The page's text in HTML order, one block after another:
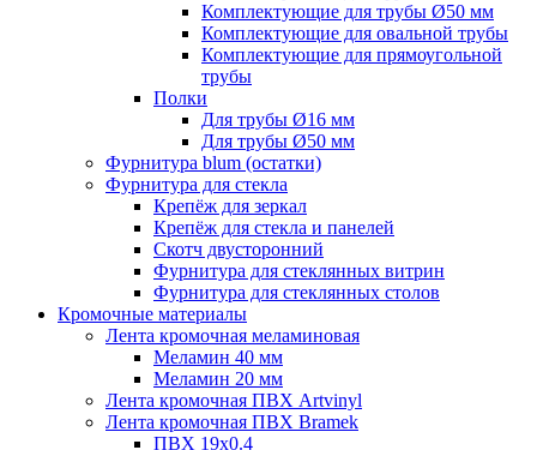
Комплектующие для трубы Ø50 мм
Комплектующие для овальной трубы
Комплектующие для прямоугольной
трубы
Полки
Для трубы Ø16 мм
Для трубы Ø50 мм
Фурнитура blum (остатки)
Фурнитура для стекла
Крепёж для зеркал
Крепёж для стекла и панелей
Скотч двусторонний
Фурнитура для стеклянных витрин
Фурнитура для стеклянных столов
Кромочные материалы
Лента кромочная меламиновая
Меламин 40 мм
Меламин 20 мм
Лента кромочная ПВХ Artvinyl
Лента кромочная ПВХ Bramek
ПВХ 19x0.4